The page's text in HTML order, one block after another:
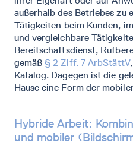
außerhalb des Betriebes zu
Tätigkeiten beim Kunden,
und vergleichbare
Bereitschaftsdienst,
gemäß§ 2 Ziff. 7 ArbStättV
Katalog. Dagegen ist die
Hause eine Form der
Hybride Arbeit:
und mobiler